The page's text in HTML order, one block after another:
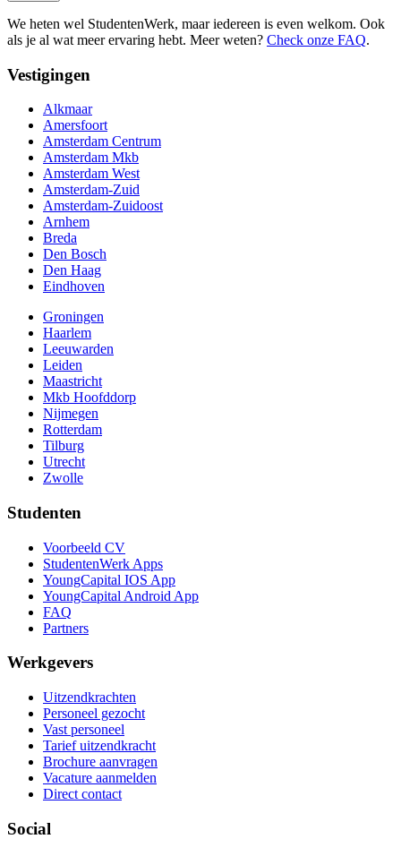
We heten wel StudentenWerk, maar iedereen is even welkom. Ook
als je al wat meer ervaring hebt. Meer weten? Check onze FAQ.
Vestigingen
Alkmaar
Amersfoort
Amsterdam Centrum
Amsterdam Mkb
Amsterdam West
Amsterdam-Zuid
Amsterdam-Zuidoost
Arnhem
Breda
Den Bosch
Den Haag
Eindhoven
Groningen
Haarlem
Leeuwarden
Leiden
Maastricht
Mkb Hoofddorp
Nijmegen
Rotterdam
Tilburg
Utrecht
Zwolle
Studenten
Voorbeeld CV
StudentenWerk Apps
YoungCapital IOS App
YoungCapital Android App
FAQ
Partners
Werkgevers
Uitzendkrachten
Personeel gezocht
Vast personeel
Tarief uitzendkracht
Brochure aanvragen
Vacature aanmelden
Direct contact
Social